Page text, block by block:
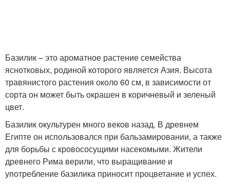
Базилик – это ароматное растение семейства
яснотковых, родиной которого является Азия. Высота
травянистого растения около 60 см, в зависимости от
сорта он может быть окрашен в коричневый и зеленый
цвет.
Базилик окультурен много веков назад. В древнем
Египте он использовался при бальзамировании, а также
для борьбы с кровососущими насекомыми. Жители
древнего Рима верили, что выращивание и
употребление базилика приносит процветание и успех.